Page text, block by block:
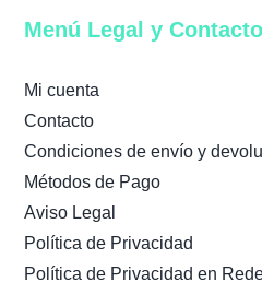
Menú Legal y Contacto
Mi cuenta
Contacto
Condiciones de envío y
Métodos de Pago
Aviso Legal
Política de Privacidad
Política de Privacidad en